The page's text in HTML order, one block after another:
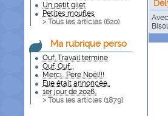
Un petit gilet
Petites moufles
> Tous les articles (620)
Ma rubrique perso
Ouf. Travail terminé
Ouf, Ouf...
Merci.. Père Noël!!!
Elle était annoncée..
1er jour de 2026..
> Tous les articles (1879)